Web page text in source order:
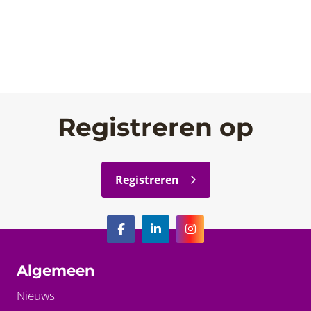
Registreren op
Registreren
Algemeen
Nieuws